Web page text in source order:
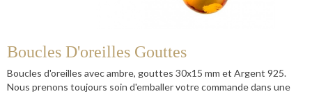
Boucles D'oreilles Gouttes
Boucles d'oreilles avec ambre, gouttes 30x15 mm et Argent 925.
Nous prenons toujours soin d'emballer votre commande dans une